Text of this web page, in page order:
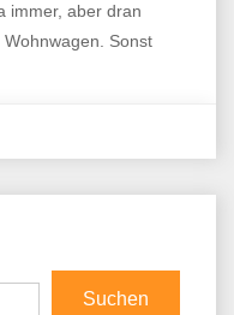
immer, aber dran
Sonst
Suchen